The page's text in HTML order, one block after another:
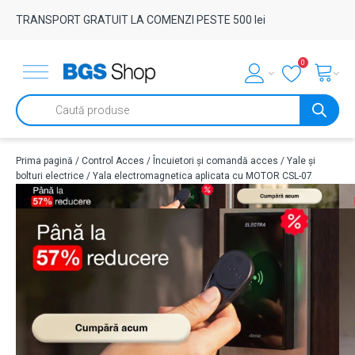
TRANSPORT GRATUIT LA COMENZI PESTE 500 lei
0
Products
search
Prima pagină / Control Acces / Încuietori și comandă acces / Yale și
bolturi electrice / Yala electromagnetica aplicata cu MOTOR CSL-07